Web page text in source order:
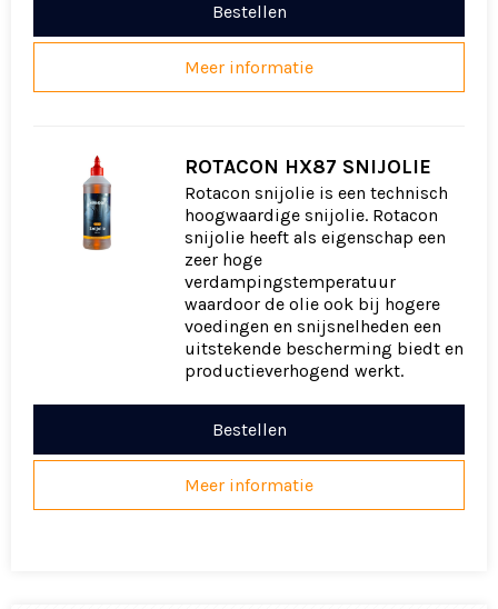
Bestellen
Meer informatie
ROTACON HX87 SNIJOLIE
Rotacon snijolie is een technisch
hoogwaardige snijolie. Rotacon
snijolie heeft als eigenschap een
zeer hoge
verdampingstemperatuur
waardoor de olie ook bij hogere
voedingen en snijsnelheden een
uitstekende bescherming biedt en
productieverhogend werkt.
Bestellen
Meer informatie